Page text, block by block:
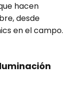
hacen
desde
en el campo.